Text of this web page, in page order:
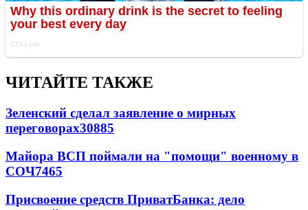
ЧИТАЙТЕ ТАКЖЕ
Зеленский сделал заявление о мирных
переговорах30885
Майора ВСП поймали на "помощи" военному в
СОЧ7465
Присвоение средств ПриватБанка: дело